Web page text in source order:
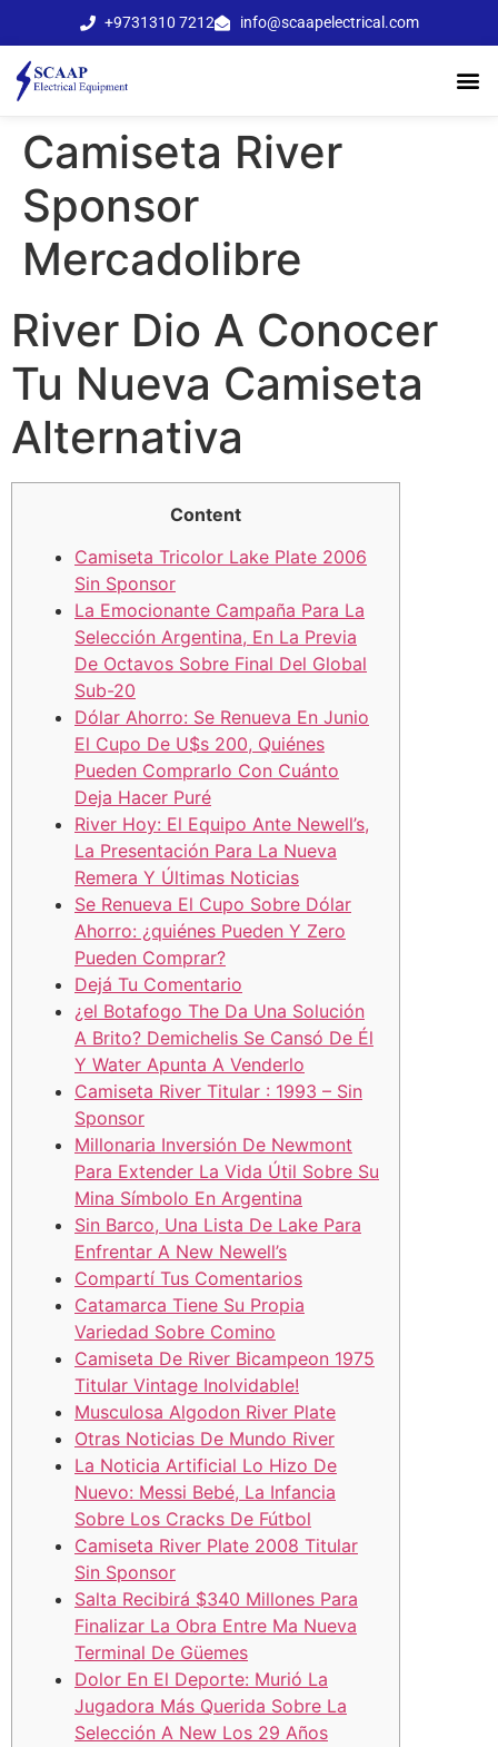
+9731310 7212 info@scaapelectrical.com
Camiseta River
Sponsor
Mercadolibre
River Dio A Conocer
Tu Nueva Camiseta
Alternativa
Content
Camiseta Tricolor Lake Plate 2006
Sin Sponsor
La Emocionante Campaña Para La
Selección Argentina, En La Previa
De Octavos Sobre Final Del Global
Sub-20
Dólar Ahorro: Se Renueva En Junio
El Cupo De U$s 200, Quiénes
Pueden Comprarlo Con Cuánto
Deja Hacer Puré
River Hoy: El Equipo Ante Newell’s,
La Presentación Para La Nueva
Remera Y Últimas Noticias
Se Renueva El Cupo Sobre Dólar
Ahorro: ¿quiénes Pueden Y Zero
Pueden Comprar?
Dejá Tu Comentario
¿el Botafogo The Da Una Solución
A Brito? Demichelis Se Cansó De Él
Y Water Apunta A Venderlo
Camiseta River Titular : 1993 – Sin
Sponsor
Millonaria Inversión De Newmont
Para Extender La Vida Útil Sobre Su
Mina Símbolo En Argentina
Sin Barco, Una Lista De Lake Para
Enfrentar A New Newell’s
Compartí Tus Comentarios
Catamarca Tiene Su Propia
Variedad Sobre Comino
Camiseta De River Bicampeon 1975
Titular Vintage Inolvidable!
Musculosa Algodon River Plate
Otras Noticias De Mundo River
La Noticia Artificial Lo Hizo De
Nuevo: Messi Bebé, La Infancia
Sobre Los Cracks De Fútbol
Camiseta River Plate 2008 Titular
Sin Sponsor
Salta Recibirá $340 Millones Para
Finalizar La Obra Entre Ma Nueva
Terminal De Güemes
Dolor En El Deporte: Murió La
Jugadora Más Querida Sobre La
Selección A New Los 29 Años